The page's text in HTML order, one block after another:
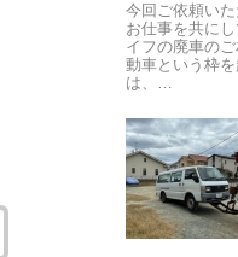
今回ご依頼い
お仕事を共に
イフの廃車の
動車という枠
は、…